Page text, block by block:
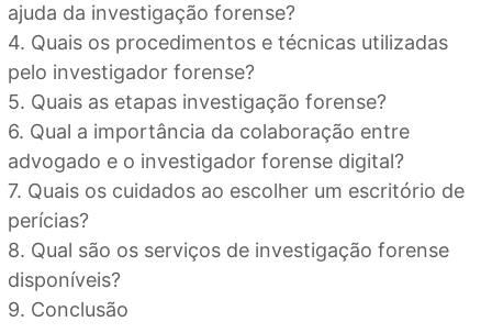
ajuda da investigação forense?
4. Quais os procedimentos e técnicas utilizadas
pelo investigador forense?
5. Quais as etapas investigação forense?
6. Qual a importância da colaboração entre
advogado e o investigador forense digital?
7. Quais os cuidados ao escolher um escritório de
perícias?
8. Qual são os serviços de investigação forense
disponíveis?
9. Conclusão